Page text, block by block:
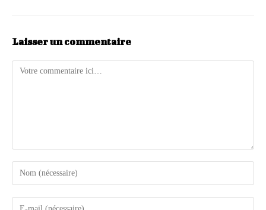
Laisser un commentaire